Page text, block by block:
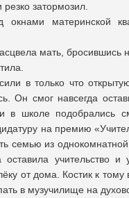
затормозил.
окнами материнской
мать, бросившись
в только что
Он смог навсегда
в школе подобрались
на премию
семью из
учительство и
от дома. Костик к
в музучилище на